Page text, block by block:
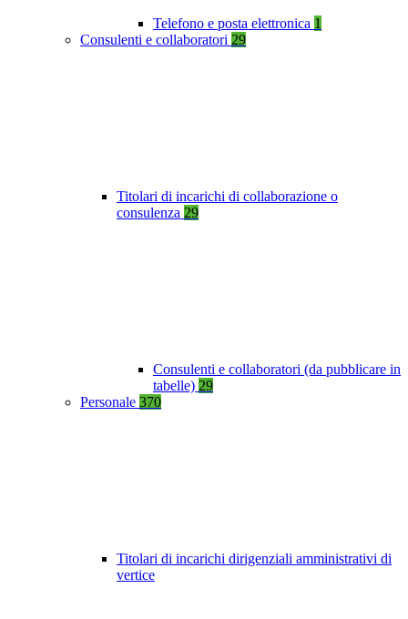
Telefono e posta elettronica 1
Consulenti e collaboratori 29
Titolari di incarichi di collaborazione o
consulenza 29
Consulenti e collaboratori (da pubblicare in
tabelle) 29
Personale 370
Titolari di incarichi dirigenziali amministrativi di
vertice